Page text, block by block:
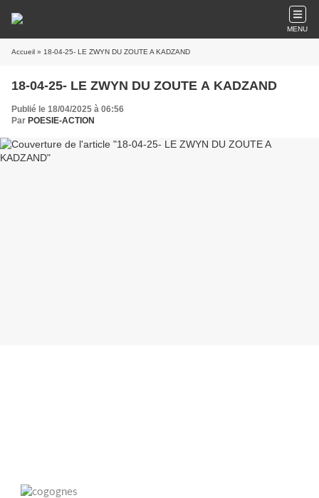
MENU
Accueil » 18-04-25- LE ZWYN DU ZOUTE A KADZAND
18-04-25- LE ZWYN DU ZOUTE A KADZAND
Publié le 18/04/2025 à 06:56
Par POESIE-ACTION